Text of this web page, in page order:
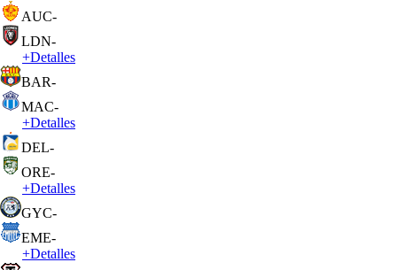
AUC-
LDN-
+Detalles
BAR-
MAC-
+Detalles
DEL-
ORE-
+Detalles
GYC-
EME-
+Detalles